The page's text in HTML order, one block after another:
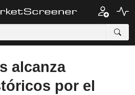
alcanza
por el